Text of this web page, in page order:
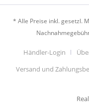
* Alle Preise inkl. gesetzl.
Händler-Login
Versand und